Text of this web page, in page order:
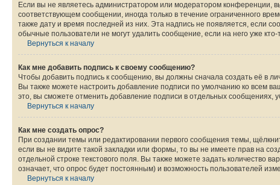
Если вы не являетесь администратором или модератором конференции,
соответствующем сообщении, иногда только в течение ограниченного
также дату и время последней из них. Эта надпись не появляется, если
обычные пользователи не могут удалить сообщение, если на него уже кто-
Вернуться к началу
Как мне добавить подпись к своему сообщению?
Чтобы добавить подпись к сообщению, вы должны сначала создать её в
Вы также можете настроить добавление подписи по умолчанию ко всем
это, вы сможете отменить добавление подписи в отдельных сообщениях,
Вернуться к началу
Как мне создать опрос?
При создании темы или редактировании первого сообщения темы,
если вы не видите такой закладки или формы, то вы не имеете прав на
отдельной строке текстового поля. Вы также можете задать количество
означает, что опрос будет постоянным) и возможность пользователей
Вернуться к началу